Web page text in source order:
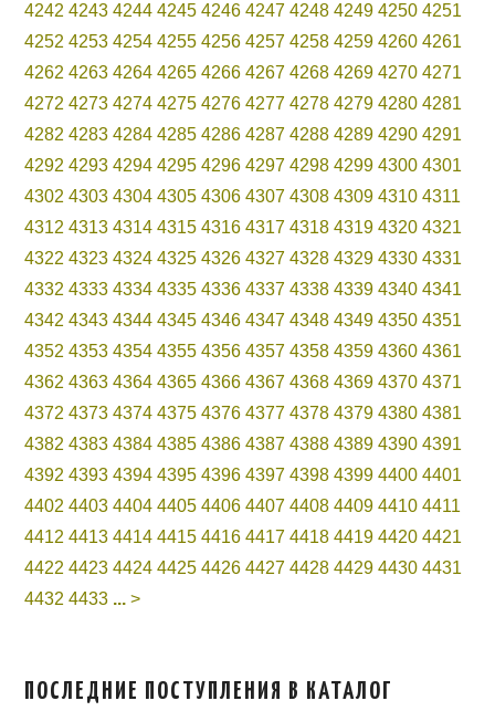
4242 4243 4244 4245 4246 4247 4248 4249 4250 4251
4252 4253 4254 4255 4256 4257 4258 4259 4260 4261
4262 4263 4264 4265 4266 4267 4268 4269 4270 4271
4272 4273 4274 4275 4276 4277 4278 4279 4280 4281
4282 4283 4284 4285 4286 4287 4288 4289 4290 4291
4292 4293 4294 4295 4296 4297 4298 4299 4300 4301
4302 4303 4304 4305 4306 4307 4308 4309 4310 4311
4312 4313 4314 4315 4316 4317 4318 4319 4320 4321
4322 4323 4324 4325 4326 4327 4328 4329 4330 4331
4332 4333 4334 4335 4336 4337 4338 4339 4340 4341
4342 4343 4344 4345 4346 4347 4348 4349 4350 4351
4352 4353 4354 4355 4356 4357 4358 4359 4360 4361
4362 4363 4364 4365 4366 4367 4368 4369 4370 4371
4372 4373 4374 4375 4376 4377 4378 4379 4380 4381
4382 4383 4384 4385 4386 4387 4388 4389 4390 4391
4392 4393 4394 4395 4396 4397 4398 4399 4400 4401
4402 4403 4404 4405 4406 4407 4408 4409 4410 4411
4412 4413 4414 4415 4416 4417 4418 4419 4420 4421
4422 4423 4424 4425 4426 4427 4428 4429 4430 4431
4432 4433 ... >
ПОСЛЕДНИЕ ПОСТУПЛЕНИЯ В КАТАЛОГ